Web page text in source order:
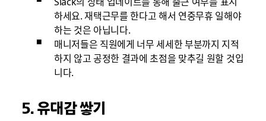
하세요. 재택근무를 한다고 해서 연중무휴 일해야
하는 것은 아닙니다.
매니저들은 직원에게 너무 세세한 부분까지 지적
하지 않고 공정한 결과에 초점을 맞추길 원할 것입
니다.
5. 유대감 쌓기